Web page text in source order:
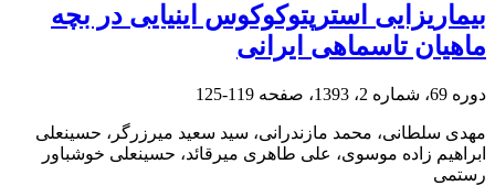
بیماریزایی استرپتوکوکوس اینیایی در بچه
ماهیان تاسماهی ایرانی
دوره 69، شماره 2، 1393، صفحه 119-125
مهدی سلطانی، محمد مازندرانی، سید سعید میرزرگر، حسینعلی
ابراهیم زاده موسوی، علی طاهری میرقائد، حسینعلی خوشباور
رستمی